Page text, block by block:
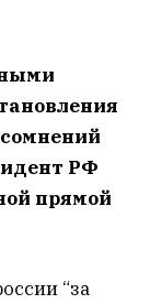
РФ
прямой
“за